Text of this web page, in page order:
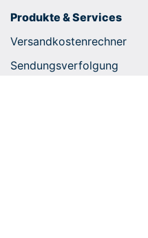
Produkte & Services
Versandkostenrechner
Sendungsverfolgung